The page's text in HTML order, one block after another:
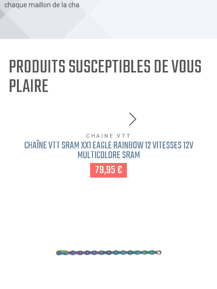
chaque maillon de la cha
PRODUITS SUSCEPTIBLES DE VOUS
PLAIRE
CHAINE VTT
CHAÎNE VTT SRAM XX1 EAGLE RAINBOW 12 VITESSES 12V
MULTICOLORE SRAM
79,95 €